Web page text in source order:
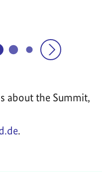
about the Summit,
.